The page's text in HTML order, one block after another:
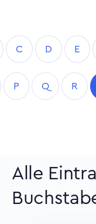
C D E
P Q R
Alle